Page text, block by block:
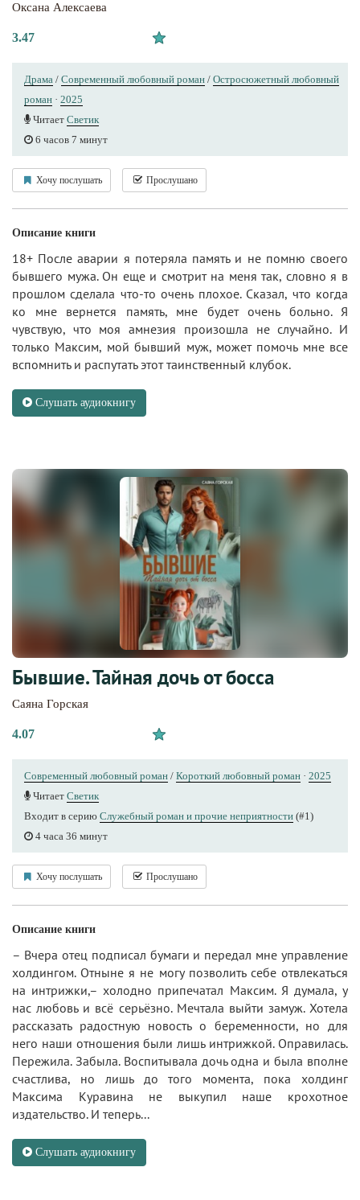
Оксана Алексаева
3.47
Драма / Современный любовный роман / Остросюжетный любовный
роман · 2025
Читает Светик
6 часов 7 минут
Хочу послушать Прослушано
Описание книги
18+ После аварии я потеряла память и не помню своего
бывшего мужа. Он еще и смотрит на меня так, словно я в
прошлом сделала что-то очень плохое. Сказал, что когда
ко мне вернется память, мне будет очень больно. Я
чувствую, что моя амнезия произошла не случайно. И
только Максим, мой бывший муж, может помочь мне все
вспомнить и распутать этот таинственный клубок.
Слушать аудиокнигу
Бывшие. Тайная дочь от босса
Саяна Горская
4.07
Современный любовный роман / Короткий любовный роман · 2025
Читает Светик
Входит в серию Служебный роман и прочие неприятности (#1)
4 часа 36 минут
Хочу послушать Прослушано
Описание книги
– Вчера отец подписал бумаги и передал мне управление
холдингом. Отныне я не могу позволить себе отвлекаться
на интрижки,– холодно припечатал Максим. Я думала, у
нас любовь и всё серьёзно. Мечтала выйти замуж. Хотела
рассказать радостную новость о беременности, но для
него наши отношения были лишь интрижкой. Оправилась.
Пережила. Забыла. Воспитывала дочь одна и была вполне
счастлива, но лишь до того момента, пока холдинг
Максима Куравина не выкупил наше крохотное
издательство. И теперь...
Слушать аудиокнигу